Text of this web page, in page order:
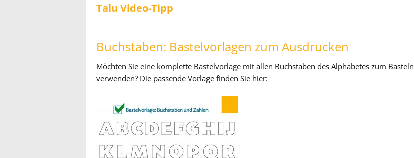
Talu Video-Tipp
Buchstaben: Bastelvorlagen zum Ausdrucken
Möchten Sie eine komplette Bastelvorlage mit allen Buchstaben des Alphabetes zum Basteln
verwenden? Die passende Vorlage finden Sie hier: